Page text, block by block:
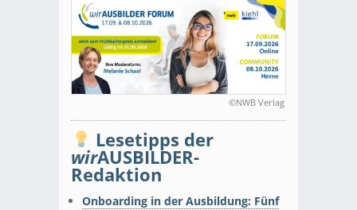
©NWB Verlag
Lesetipps der
wirAUSBILDER-
Redaktion
Onboarding in der Ausbildung: Fünf